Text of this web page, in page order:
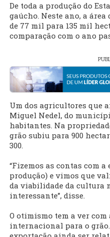
De toda a produção do
gaúcho. Neste ano, a
de 77 mil para 135 mil
comparação com o ano
Um dos agricultores que
Miguel Nedel, do
habitantes. Na
grão subiu para 900
300.
“Fizemos as contas com a
produção) e vimos que
da viabilidade da cultura
interessante”, disse.
O otimismo tem a ver com
internacional para o